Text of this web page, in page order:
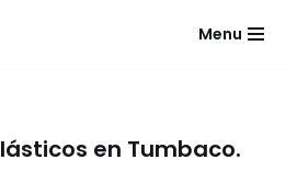
Menu
en Tumbaco.